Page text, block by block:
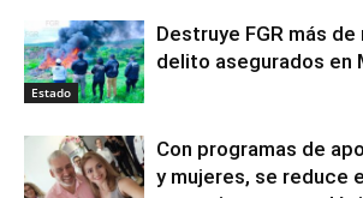
Estado
Destruye FGR más
delito asegurados en
Con programas de
y mujeres, se reduce